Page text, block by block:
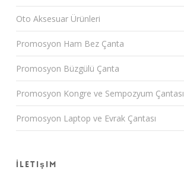
Oto Aksesuar Ürünleri
Promosyon Ham Bez Çanta
Promosyon Büzgülü Çanta
Promosyon Kongre ve Sempozyum Çantası
Promosyon Laptop ve Evrak Çantası
İletişim